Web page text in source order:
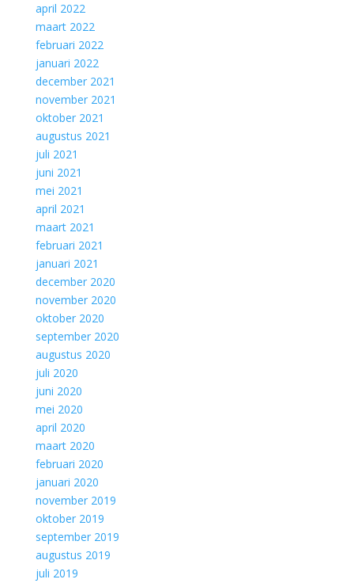
april 2022
maart 2022
februari 2022
januari 2022
december 2021
november 2021
oktober 2021
augustus 2021
juli 2021
juni 2021
mei 2021
april 2021
maart 2021
februari 2021
januari 2021
december 2020
november 2020
oktober 2020
september 2020
augustus 2020
juli 2020
juni 2020
mei 2020
april 2020
maart 2020
februari 2020
januari 2020
november 2019
oktober 2019
september 2019
augustus 2019
juli 2019